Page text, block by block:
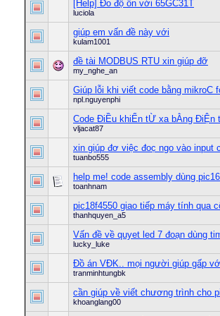
[Help] Đo độ ồn với 65GC31T
luciola
giúp em vấn đề này với
kulam1001
đề tài MODBUS RTU xin giúp đỡ
my_nghe_an
Giúp lỗi khi viết code bằng mikroC
npl.nguyenphi
Code ĐiỀu khiỂn tỪ xa bẰng ĐiỆn
vljacat87
xin giúp đơ việc đoc̣ ngo vào input
tuanbo555
help me! code assembly dùng
toanhnam
pic18f4550 giao tiếp máy tính qua
thanhquyen_a5
Vấn đề về quyet led 7 đoạn dùng
lucky_luke
Đồ án VĐK.. mọi người giúp gấp
tranminhtungbk
cần giúp về viết chương trình cho
khoanglang00